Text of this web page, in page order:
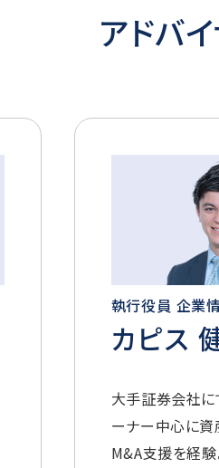
アドバ
執行役員 企業
カピス
大手証券会社
ーナー中心に
M&A支援を経験